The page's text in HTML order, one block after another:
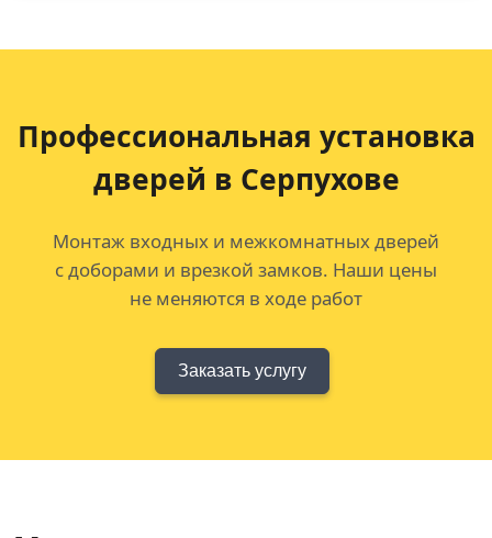
Профессиональная установка
дверей в Серпухове
Монтаж входных и межкомнатных дверей
с доборами и врезкой замков. Наши цены
не меняются в ходе работ
Заказать услугу